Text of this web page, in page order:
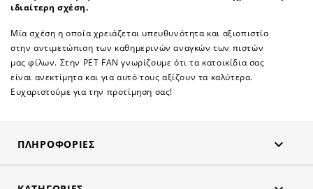
ιδιαίτερη σχέση.
Μία σχέση η οποία χρειάζεται υπευθυνότητα και αξιοπιστία
στην αντιμετώπιση των καθημερινών αναγκών των πιστών
μας φίλων. Στην PET FAN γνωρίζουμε ότι τα κατοικίδια σας
είναι ανεκτίμητα και για αυτό τους αξίζουν τα καλύτερα.
Ευχαριστούμε για την προτίμηση σας!
ΠΛΗΡΟΦΟΡΊΕΣ 